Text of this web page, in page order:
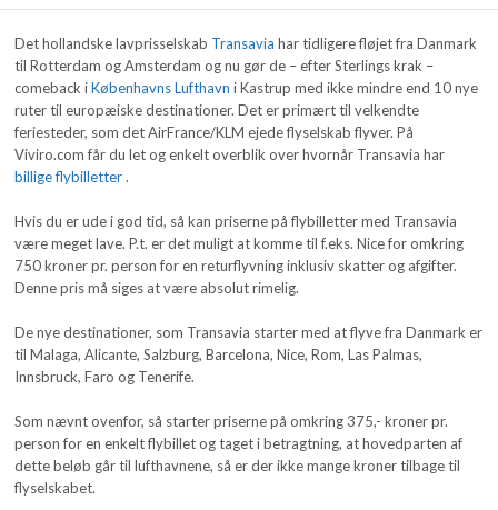
Det hollandske lavprisselskab Transavia har tidligere fløjet fra Danmark
til Rotterdam og Amsterdam og nu gør de – efter Sterlings krak –
comeback iKøbenhavns Lufthavn i Kastrup med ikke mindre end 10 nye
ruter til europæiske destinationer. Det er primært til velkendte
feriesteder, som det AirFrance/KLM ejede flyselskab flyver. På
Viviro.com får du let og enkelt overblik over hvornår Transavia har
billige flybilletter.
Hvis du er ude i god tid, så kan priserne på flybilletter med Transavia
være meget lave. P.t. er det muligt at komme til f.eks. Nice for omkring
750 kroner pr. person for en returflyvning inklusiv skatter og afgifter.
Denne pris må siges at være absolut rimelig.
De nye destinationer, som Transavia starter med at flyve fra Danmark er
til Malaga, Alicante, Salzburg, Barcelona, Nice, Rom, Las Palmas,
Innsbruck, Faro og Tenerife.
Som nævnt ovenfor, så starter priserne på omkring 375,- kroner pr.
person for en enkelt flybillet og taget i betragtning, at hovedparten af
dette beløb går til lufthavnene, så er der ikke mange kroner tilbage til
flyselskabet.